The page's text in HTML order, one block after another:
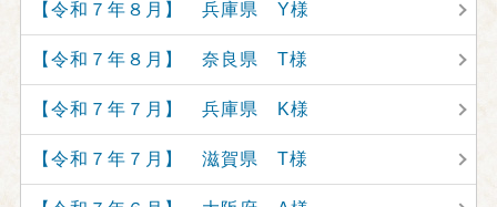
【令和７年８月】 兵庫県 Y様
【令和７年８月】 奈良県 T様
【令和７年７月】 兵庫県 K様
【令和７年７月】 滋賀県 T様